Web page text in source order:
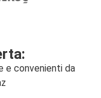
e convenienti da